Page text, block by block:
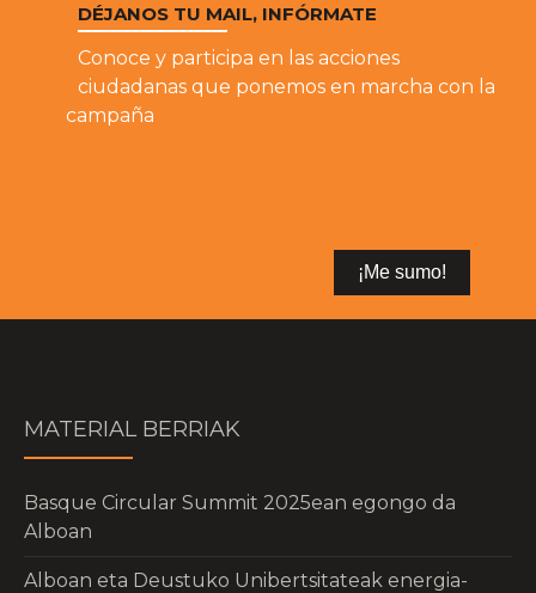
DÉJANOS TU MAIL, INFÓRMATE
Conoce y participa en las acciones
ciudadanas que ponemos en marcha con la
campaña
MATERIAL BERRIAK
Basque Circular Summit 2025ean egongo da
Alboan
Alboan eta Deustuko Unibertsitateak energia-